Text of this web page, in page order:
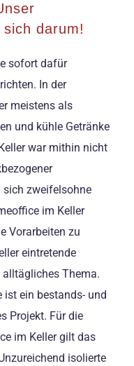
darum!
sofort dafür
In der
meistens als
und kühle Getränke
war mithin nicht
sich zweifelsohne
im Keller
Vorarbeiten zu
eintretende
Thema.
ist ein bestands- und
Projekt. Für die
im Keller gilt das
isolierte